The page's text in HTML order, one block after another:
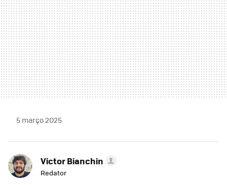
5 março 2025
Victor Bianchin
Redator